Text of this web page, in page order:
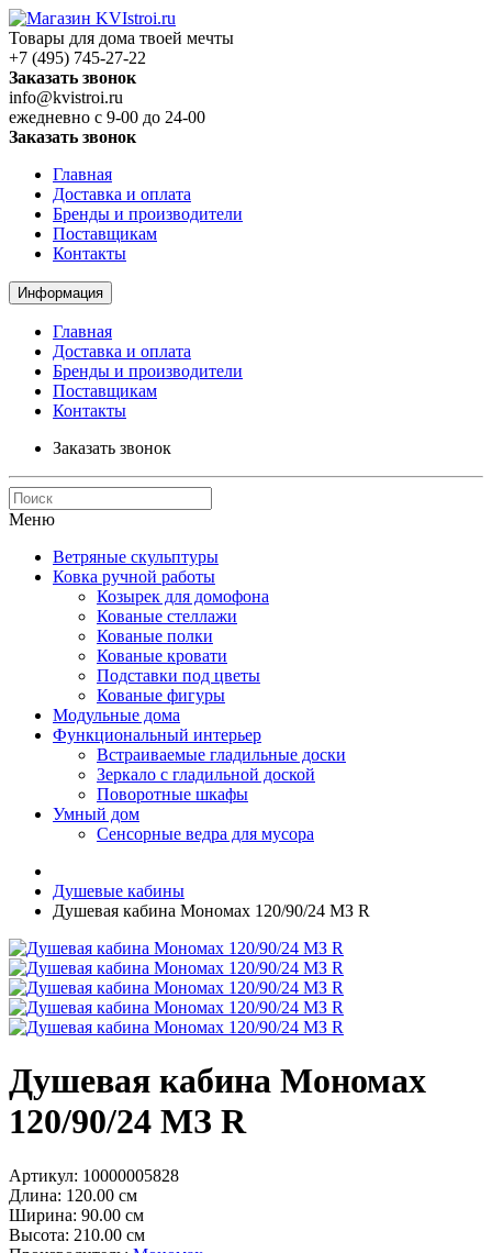
Товары для дома твоей мечты
+7 (495) 745-27-22
Заказать звонок
info@kvistroi.ru
ежедневно с 9-00 до 24-00
Заказать звонок
Главная
Доставка и оплата
Бренды и производители
Поставщикам
Контакты
Информация
Главная
Доставка и оплата
Бренды и производители
Поставщикам
Контакты
Заказать звонок
Меню
Ветряные скульптуры
Ковка ручной работы
Козырек для домофона
Кованые стеллажи
Кованые полки
Кованые кровати
Подставки под цветы
Кованые фигуры
Модульные дома
Функциональный интерьер
Встраиваемые гладильные доски
Зеркало с гладильной доской
Поворотные шкафы
Умный дом
Сенсорные ведра для мусора
Душевые кабины
Душевая кабина Мономах 120/90/24 МЗ R
Душевая кабина Мономах
120/90/24 МЗ R
Артикул: 10000005828
Длина: 120.00 см
Ширина: 90.00 см
Высота: 210.00 см